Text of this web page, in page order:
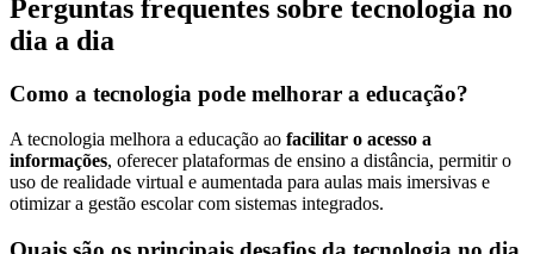
Perguntas frequentes sobre tecnologia no
dia a dia
Como a tecnologia pode melhorar a educação?
A tecnologia melhora a educação ao facilitar o acesso a
informações, oferecer plataformas de ensino a distância, permitir o
uso de realidade virtual e aumentada para aulas mais imersivas e
otimizar a gestão escolar com sistemas integrados.